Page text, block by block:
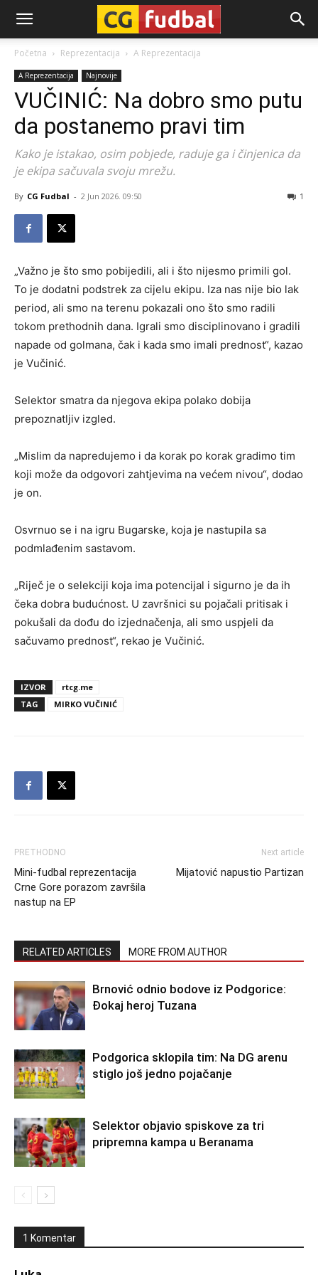
CG-
Fudbal
Početna Reprezentacija A Reprezentacija
A Reprezentacija Najnovije
VUČINIĆ: Na dobro smo putu
da postanemo pravi tim
Kako je istakao, osim pobjede, raduje ga i činjenica da
je ekipa sačuvala svoju mrežu.
By CG Fudbal - 2 Jun 2026. 09:50 1
„Važno je što smo pobijedili, ali i što nijesmo primili gol.
To je dodatni podstrek za cijelu ekipu. Iza nas nije bio lak
period, ali smo na terenu pokazali ono što smo radili
tokom prethodnih dana. Igrali smo disciplinovano i gradili
napade od golmana, čak i kada smo imali prednost“, kazao
je Vučinić.
Selektor smatra da njegova ekipa polako dobija
prepoznatljiv izgled.
„Mislim da napredujemo i da korak po korak gradimo tim
koji može da odgovori zahtjevima na većem nivou“, dodao
je on.
Osvrnuo se i na igru Bugarske, koja je nastupila sa
podmlađenim sastavom.
„Riječ je o selekciji koja ima potencijal i sigurno je da ih
čeka dobra budućnost. U završnici su pojačali pritisak i
pokušali da dođu do izjednačenja, ali smo uspjeli da
sačuvamo prednost“, rekao je Vučinić.
IZVOR
rtcg.me
TAG
MIRKO VUČINIĆ
PRETHODNO
Mini-fudbal reprezentacija
Crne Gore porazom završila
nastup na EP
Next article
Mijatović napustio Partizan
RELATED ARTICLES MORE FROM AUTHOR
Brnović odnio bodove iz Podgorice:
Đokaj heroj Tuzana
Podgorica sklopila tim: Na DG arenu
stiglo još jedno pojačanje
Selektor objavio spiskove za tri
pripremna kampa u Beranama
1 Komentar